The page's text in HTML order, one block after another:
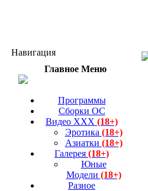
Навигация
Главное Меню
Программы
Сборки ОС
Видео ХХХ (18+)
Эротика (18+)
Азиатки (18+)
Галерея (18+)
Юные
Модели (18+)
Разное